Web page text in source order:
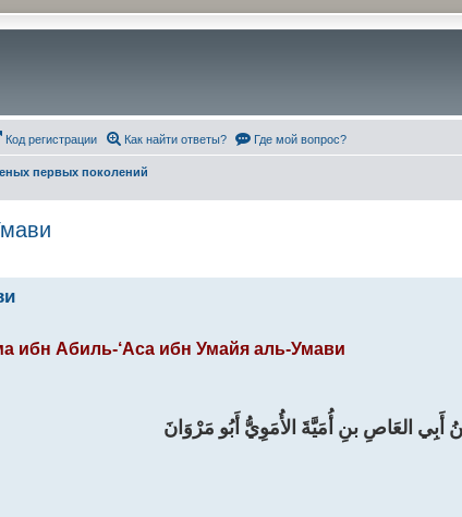
Код регистрации Как найти ответы? Где мой вопрос?
первых поколений
ибн Абиль-‘Аса ибн Умайя аль-Умави